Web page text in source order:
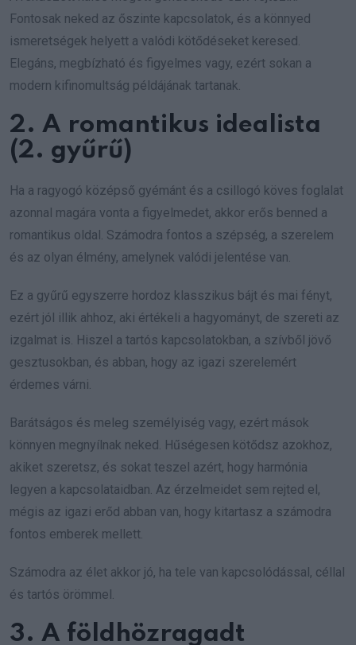
Fontosak neked az őszinte kapcsolatok, és a könnyed
ismeretségek helyett a valódi kötődéseket keresed.
Elegáns, megbízható és figyelmes vagy, ezért sokan a
modern kifinomultság példájának tartanak.
2. A romantikus idealista
(2. gyűrű)
Ha a ragyogó középső gyémánt és a csillogó köves foglalat
azonnal magára vonta a figyelmedet, akkor erős benned a
romantikus oldal. Számodra fontos a szépség, a szerelem
és az olyan élmény, amelynek valódi jelentése van.
Ez a gyűrű egyszerre hordoz klasszikus bájt és mai fényt,
ezért jól illik ahhoz, aki értékeli a hagyományt, de szereti az
izgalmat is. Hiszel a tartós kapcsolatokban, a szívből jövő
gesztusokban, és abban, hogy az igazi szerelemért
érdemes várni.
Barátságos és meleg személyiség vagy, ezért mások
könnyen megnyílnak neked. Hűségesen kötődsz azokhoz,
akiket szeretsz, és sokat teszel azért, hogy harmónia
legyen a kapcsolataidban. Az érzelmeidet sem rejted el,
mégis az igazi erőd abban van, hogy kitartasz a számodra
fontos emberek mellett.
Számodra az élet akkor jó, ha tele van kapcsolódással, céllal
és tartós örömmel.
3. A földhözragadt